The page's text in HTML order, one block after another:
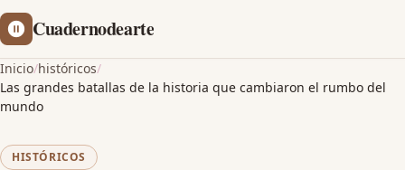
Cuadernodearte
Inicio/históricos/
Las grandes batallas de la historia que cambiaron el rumbo del
mundo
HISTÓRICOS